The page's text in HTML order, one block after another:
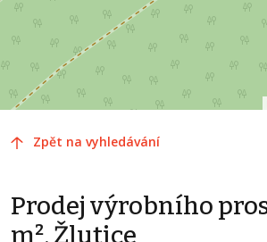
Zpět na vyhledávání
Prodej výrobního
m², Žlutice